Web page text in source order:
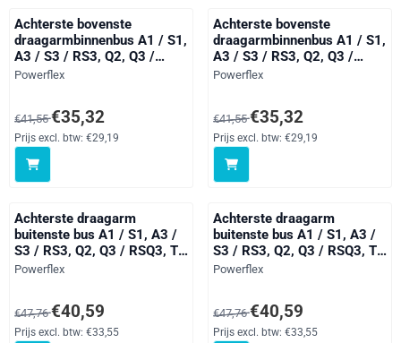
Achterste bovenste
draagarmbinnenbus A1 / S1,
A3 / S3 / RS3, Q2, Q3 /
RSQ3, TT Models, Alhambra
(2020 on), Leon Models,
Tarraco, Toledo Models,
Kodiaq, Octavia, Superb
Models, Arteon, Beetle
Models, Bora Mo
Merk:
Powerflex
Van 41,55 voor 35,32, exclusief btw: 29,19
€41,55€35,32
Prijs excl. btw: €29,19
Achterste bovenste
draagarmbinnenbus A1 / S1,
A3 / S3 / RS3, Q2, Q3 /
RSQ3, TT Models, Alhambra
(2020 on), Leon Models,
Tarraco, Toledo Models,
Kodiaq, Octavia, Superb
Models, Arteon, Beetle
Models, Bora Mo
Merk:
Powerflex
Van 41,55 voor 35,32, exclusief
€41,55€35,32
Prijs excl. btw: €29,19
Achterste draagarm
buitenste bus A1 / S1, A3 /
S3 / RS3, Q2, Q3 / RSQ3, TT
Models, Altea 5P (2004-),
Tarraco, Toledo Models,
Kodiaq, Octavia, Superb
Merk:
Powerflex
Van 47,76 voor 40,59, exclusief btw: 33,55
€47,76€40,59
Prijs excl. btw: €33,55
Achterste draagarm
buitenste bus A1 / S1, A3 /
S3 / RS3, Q2, Q3 / RSQ3, TT
Models, Alhambra Models,
Leon Models, Tarraco,
Toledo Models, Kodiaq,
Merk:
Powerflex
Van 47,76 voor 40,59, exclusief
€47,76€40,59
Prijs excl. btw: €33,55